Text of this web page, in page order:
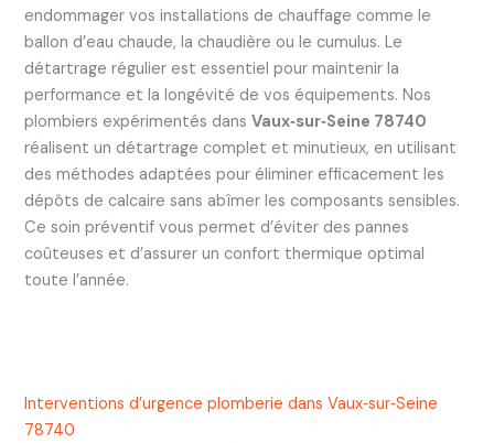
endommager vos installations de chauffage comme le
ballon d’eau chaude, la chaudière ou le cumulus. Le
détartrage régulier est essentiel pour maintenir la
performance et la longévité de vos équipements. Nos
plombiers expérimentés dans Vaux‑sur‑Seine 78740
réalisent un détartrage complet et minutieux, en utilisant
des méthodes adaptées pour éliminer efficacement les
dépôts de calcaire sans abîmer les composants sensibles.
Ce soin préventif vous permet d’éviter des pannes
coûteuses et d’assurer un confort thermique optimal
toute l’année.
Interventions d’urgence plomberie dans Vaux‑sur‑Seine
78740